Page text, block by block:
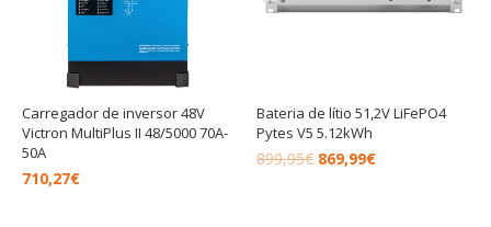
Carregador de inversor 48V
Victron MultiPlus II 48/5000 70A-
50A
710,27€
Bateria de lítio 51,2V LiFePO4
Pytes V5 5.12kWh
899,95€ 869,99€